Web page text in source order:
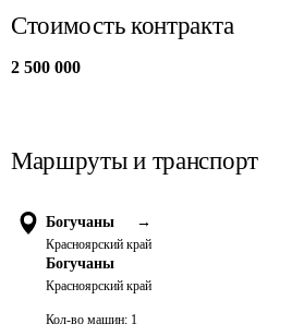
Стоимость контракта
2 500 000
Маршруты и транспорт
Богучаны →
Красноярский край
Богучаны
Красноярский край
Кол-во машин: 1